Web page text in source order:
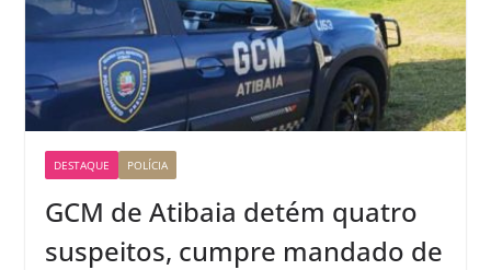
DESTAQUE POLÍCIA
GCM de Atibaia detém quatro
suspeitos, cumpre mandado de